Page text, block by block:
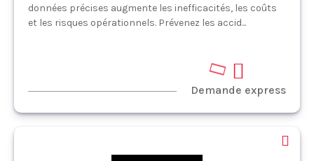
données précises augmente les inefficacités, les coûts
et les risques opérationnels. Prévenez les accid...
Demande express